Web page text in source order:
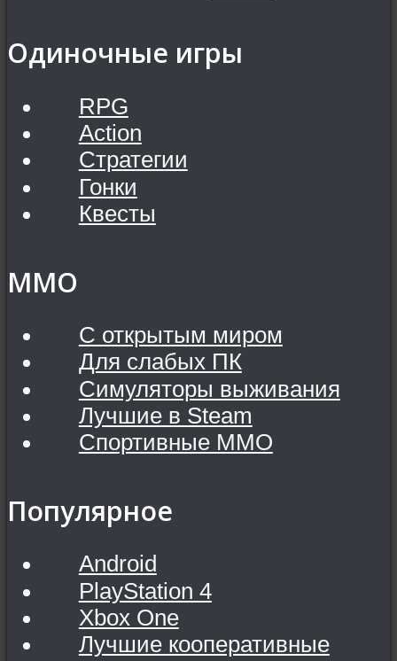
Одиночные игры
RPG
Action
Стратегии
Гонки
Квесты
MMO
С открытым миром
Для слабых ПК
Симуляторы выживания
Лучшие в Steam
Спортивные MMO
Популярное
Android
PlayStation 4
Xbox One
Лучшие кооперативные